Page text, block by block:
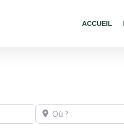
ACCUEIL
Où ?